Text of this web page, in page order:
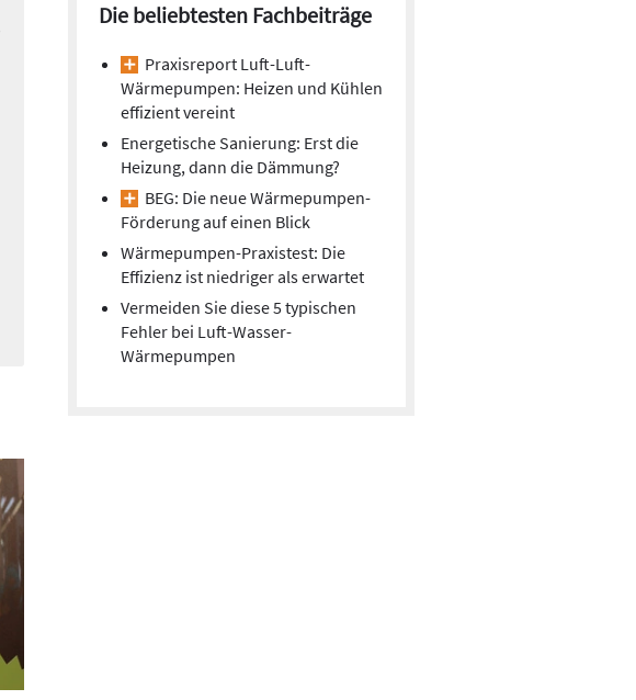
Die beliebtesten Fachbeiträge
Praxisreport Luft-Luft-
Wärmepumpen: Heizen und Kühlen
effizient vereint
Energetische Sanierung: Erst die
Heizung, dann die Dämmung?
BEG: Die neue Wärmepumpen-
Förderung auf einen Blick
Wärmepumpen-Praxistest: Die
Effizienz ist niedriger als erwartet
Vermeiden Sie diese 5 typischen
Fehler bei Luft-Wasser-
Wärmepumpen